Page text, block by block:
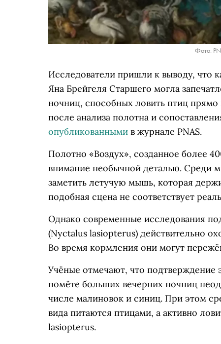
Фото:
Исследователи пришли к выводу, что
Яна Брейгеля Старшего могла
ночниц, способных ловить птиц
после анализа полотна и
опубликованными в журнале PNAS.
Полотно «Воздух», созданное более
внимание необычной деталью. Среди
заметить летучую мышь, которая
подобная сцена не соответствует
Однако современные исследования
(Nyctalus lasiopterus) действительно
Во время кормления они могут
Учёные отмечают, что подтверждение
помёте больших вечерних ночниц
числе малиновок и синиц. При этом
вида питаются птицами, а активно
lasiopterus.